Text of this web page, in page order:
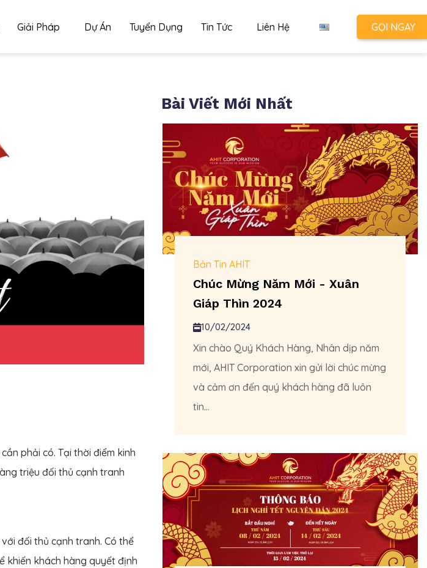
GỌI NGAY
Giải Pháp Dự Án Tuyển Dụng Tin Tức Liên Hệ
phải có. Tại thời điểm kinh
triệu đối thủ cạnh tranh
đối thủ cạnh tranh. Có thể
khiến khách hàng quyết định
Bài Viết Mới Nhất
Bản Tin AHIT
Chúc Mừng Năm Mới - Xuân
Giáp Thìn 2024
10/02/2024
Xin chào Quý Khách Hàng, Nhân dịp năm
mới, AHIT Corporation xin gửi lời chúc mừng
và cảm ơn đến quý khách hàng đã luôn
tin...